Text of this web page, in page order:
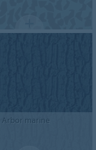
Arbor marine